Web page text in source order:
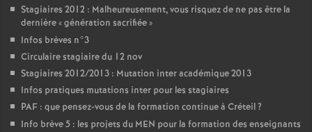
Stagiaires 2012 : Malheureusement, vous risquez de ne pas être la
dernière «génération sacrifiée»
Infos brèves n°3
Circulaire stagiaire du 12 nov
Stagiaires 2012/2013 : Mutation inter académique 2013
Infos pratiques mutations inter pour les stagiaires
PAF : que pensez-vous de la formation continue à Créteil?
Info brève 5 : les projets du MEN pour la formation des enseignants